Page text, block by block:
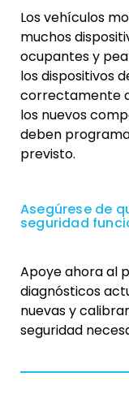
Los vehículos
muchos
ocupantes y
los dispositivos
correctamente
los nuevos
deben
previsto.
Asegúrese de
seguridad
Apoye ahora al
diagnósticos
nuevas y
seguridad